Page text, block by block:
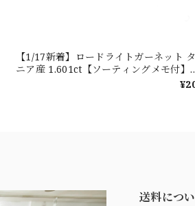
【1/17新着】ロードライトガーネット
ニア産 1.601ct【ソーティングメモ付】
送料につ